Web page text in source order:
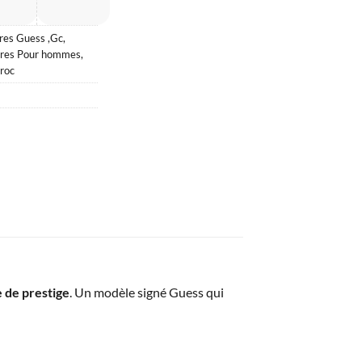
Guess ,Gc,
Pour hommes,
de prestige. Un modèle signé Guess qui